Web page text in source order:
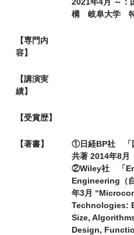
構 岐阜大学
【専門内
容】
【講演実
績】
【受賞歴】
【著書】
①日経BP社 「
共著 2014年8月
②Wiley社 「
Engineering（
年3月
Technologies:
Size,
Design,